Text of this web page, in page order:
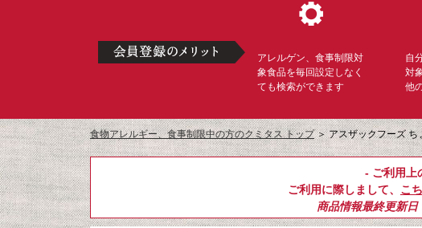
アレルゲン、食事制限対
象食品を毎回設定しなく
ても検索ができます
自
対
他
食物アレルギー、食事制限中の方のクミタス トップ＞アスザックフーズ ち
- ご利用上
ご利用に際しまして、 こ
商品情報最終更新日